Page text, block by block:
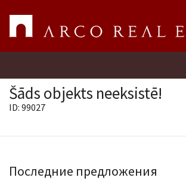
Предприятие
Šāds objekts neeksistē!
ID: 99027
Последние предложения